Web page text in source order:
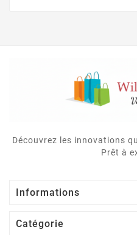
Découvrez les innovations
Prêt à
Informations
Catégorie